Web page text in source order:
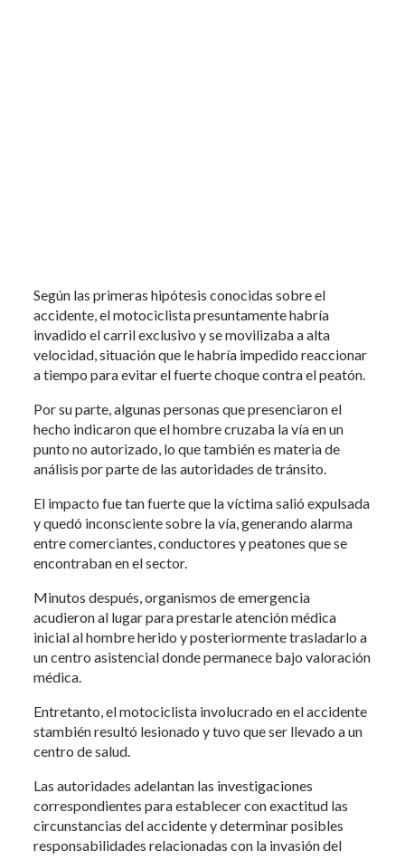
Según las primeras hipótesis conocidas sobre el
accidente, el motociclista presuntamente habría
invadido el carril exclusivo y se movilizaba a alta
velocidad, situación que le habría impedido reaccionar
a tiempo para evitar el fuerte choque contra el peatón.
Por su parte, algunas personas que presenciaron el
hecho indicaron que el hombre cruzaba la vía en un
punto no autorizado, lo que también es materia de
análisis por parte de las autoridades de tránsito.
El impacto fue tan fuerte que la víctima salió expulsada
y quedó inconsciente sobre la vía, generando alarma
entre comerciantes, conductores y peatones que se
encontraban en el sector.
Minutos después, organismos de emergencia
acudieron al lugar para prestarle atención médica
inicial al hombre herido y posteriormente trasladarlo a
un centro asistencial donde permanece bajo valoración
médica.
Entretanto, el motociclista involucrado en el accidente
stambién resultó lesionado y tuvo que ser llevado a un
centro de salud.
Las autoridades adelantan las investigaciones
correspondientes para establecer con exactitud las
circunstancias del accidente y determinar posibles
responsabilidades relacionadas con la invasión del